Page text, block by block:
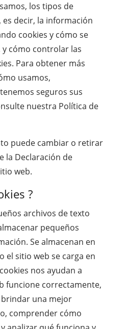
los tipos de
es decir, la información
cookies y cómo se
cómo controlar las
Para obtener más
usamos,
seguros sus
nuestra Política de
puede cambiar o retirar
la Declaración de
web.
?
archivos de texto
pequeños
Se almacenan en
el sitio web se carga en
nos ayudan a
funcione correctamente,
una mejor
comprender cómo